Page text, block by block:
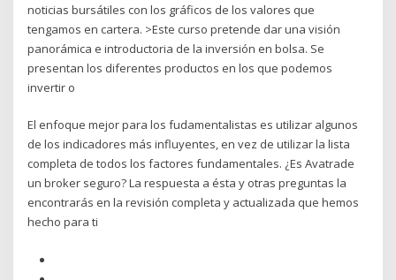
noticias bursátiles con los gráficos de los valores que
tengamos en cartera. >Este curso pretende dar una visión
panorámica e introductoria de la inversión en bolsa. Se
presentan los diferentes productos en los que podemos
invertir o
El enfoque mejor para los fudamentalistas es utilizar algunos
de los indicadores más influyentes, en vez de utilizar la lista
completa de todos los factores fundamentales. ¿Es Avatrade
un broker seguro? La respuesta a ésta y otras preguntas la
encontrarás en la revisión completa y actualizada que hemos
hecho para ti